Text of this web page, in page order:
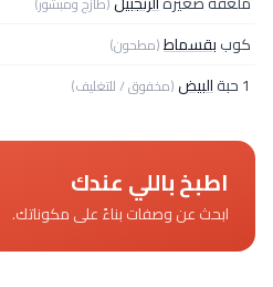
كوببقسماط(مطحون)
1 حبة البيض(مخفوق / للتغليف)
اطبخ باللي عندك
ابحث عن وصفات بناءً على مكوناتك.